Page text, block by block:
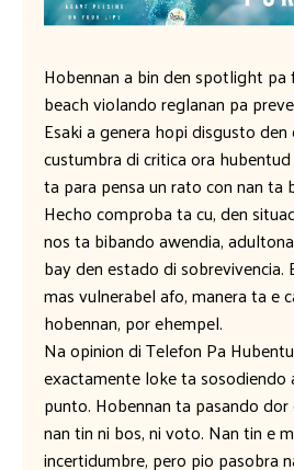
Hobennan a bin den spotlight pa
beach violando reglanan pa
Esaki a genera hopi disgusto
custumbra di critica ora
ta para pensa un rato con nan ta
Hecho comproba ta cu, den
nos ta bibando awendia,
bay den estado di sobrevivencia.
mas vulnerabel afo, manera ta e
hobennan, por ehempel.
Na opinion di Telefon Pa
exactamente loke ta
punto. Hobennan ta pasando
nan tin ni bos, ni voto. Nan tin e
incertidumbre, pero pio pasobra